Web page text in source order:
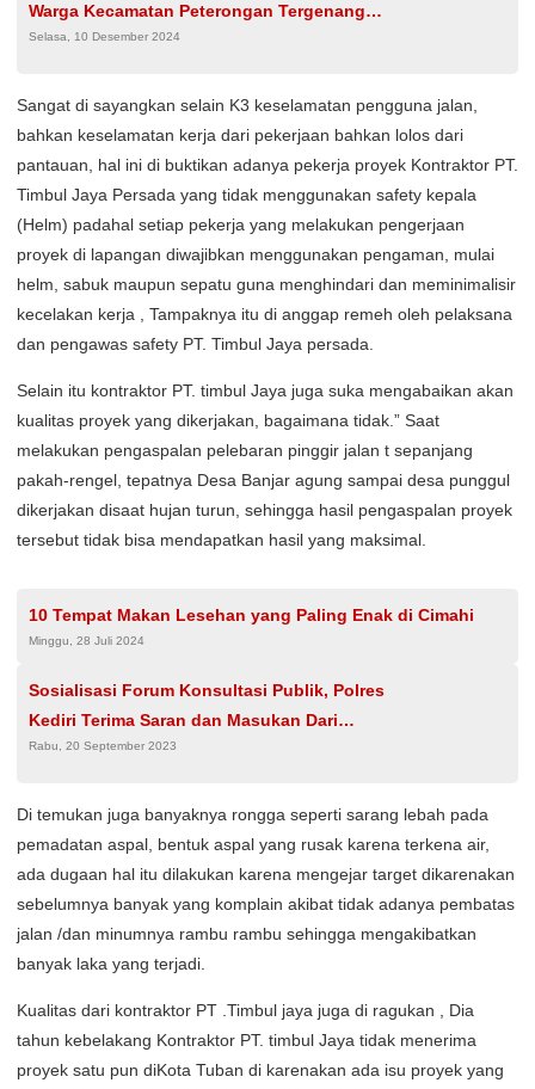
Warga Kecamatan Peterongan Tergenang
Banjir
Selasa, 10 Desember 2024
Sangat di sayangkan selain K3 keselamatan pengguna jalan,
bahkan keselamatan kerja dari pekerjaan bahkan lolos dari
pantauan, hal ini di buktikan adanya pekerja proyek Kontraktor PT.
Timbul Jaya Persada yang tidak menggunakan safety kepala
(Helm) padahal setiap pekerja yang melakukan pengerjaan
proyek di lapangan diwajibkan menggunakan pengaman, mulai
helm, sabuk maupun sepatu guna menghindari dan meminimalisir
kecelakan kerja , Tampaknya itu di anggap remeh oleh pelaksana
dan pengawas safety PT. Timbul Jaya persada.
Selain itu kontraktor PT. timbul Jaya juga suka mengabaikan akan
kualitas proyek yang dikerjakan, bagaimana tidak.” Saat
melakukan pengaspalan pelebaran pinggir jalan t sepanjang
pakah-rengel, tepatnya Desa Banjar agung sampai desa punggul
dikerjakan disaat hujan turun, sehingga hasil pengaspalan proyek
tersebut tidak bisa mendapatkan hasil yang maksimal.
10 Tempat Makan Lesehan yang Paling Enak di Cimahi
Minggu, 28 Juli 2024
Sosialisasi Forum Konsultasi Publik, Polres
Kediri Terima Saran dan Masukan Dari
Masyarakat*
Rabu, 20 September 2023
Di temukan juga banyaknya rongga seperti sarang lebah pada
pemadatan aspal, bentuk aspal yang rusak karena terkena air,
ada dugaan hal itu dilakukan karena mengejar target dikarenakan
sebelumnya banyak yang komplain akibat tidak adanya pembatas
jalan /dan minumnya rambu rambu sehingga mengakibatkan
banyak laka yang terjadi.
Kualitas dari kontraktor PT .Timbul jaya juga di ragukan , Dia
tahun kebelakang Kontraktor PT. timbul Jaya tidak menerima
proyek satu pun diKota Tuban di karenakan ada isu proyek yang